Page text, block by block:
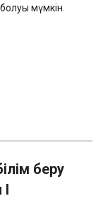
мүмкін.
беру
I